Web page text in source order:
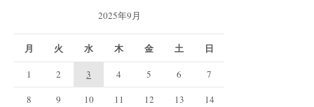
2025年9月
月 火 水 木 金 土 日
1 2 3 4 5 6
7
8
9 10 11 12 13
14